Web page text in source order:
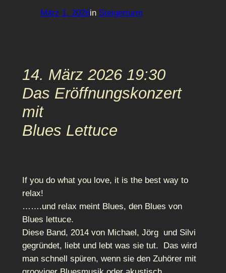
März 1, 2026in Steigerturm
14. März 2026 19:30
Das Eröffnungskonzert
mit
Blues Lettuce
If you do what you love, it is the best way to
relax!
…….und relax meint Blues, den Blues von
Blues lettuce.
Diese Band, 2014 von Michael, Jörg und Silvi
gegründet, liebt und lebt was sie tut. Das wird
man schnell spüren, wenn sie den Zuhörer mit